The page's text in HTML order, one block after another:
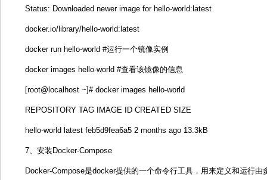
Status: Downloaded newer image for hello-world:latest
docker.io/library/hello-world:latest
docker run hello-world #运行一个镜像实例
docker images hello-world #查看该镜像的信息
[root@localhost ~]# docker images hello-world
REPOSITORY TAG IMAGE ID CREATED SIZE
hello-world latest feb5d9fea6a5 2 months ago 13.3kB
7、安装Docker-Compose
Docker-Compose是docker提供的一个命令行工具，用来定义和运行